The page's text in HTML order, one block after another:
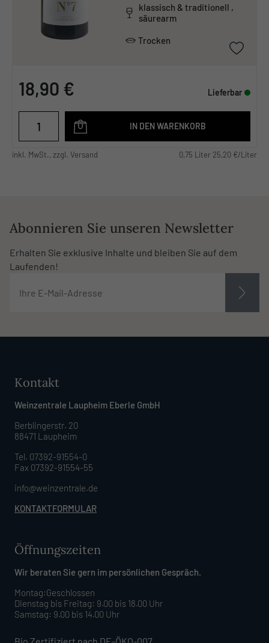
klassisch & traditionell ,
säurearm
Trocken
18,90 € Lieferbar
IN DEN WARENKORB
inkl. MwSt., zzgl. Versand 0,75 Liter 25,20 €/Liter
Abonnieren Sie unseren Newsletter
Erhalten Sie exklusive Inhalte und bleiben Sie auf dem
Laufenden!
Kontakt
Weinzentrale Laupheim Eberle GmbH
Berblingerstr. 20
88471 Laupheim
Tel. 07392-91554-0
Fax 07392-91554-55
info@weinzentrale.de
KONTAKTFORMULAR
Öffnungszeiten
Wir beraten Sie gern im persönlichen Gespräch.
Montag:Geschlossen
Dienstag bis Freitag: 9.00 bis 18.00 Uhr
Samstag: 9.00 bis 14.00 Uhr